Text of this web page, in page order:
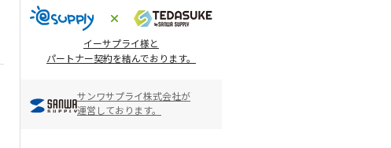
イーサプライ様と
パートナー契約を結んでおります。
サンワサプライ株式会社が
運営しております。